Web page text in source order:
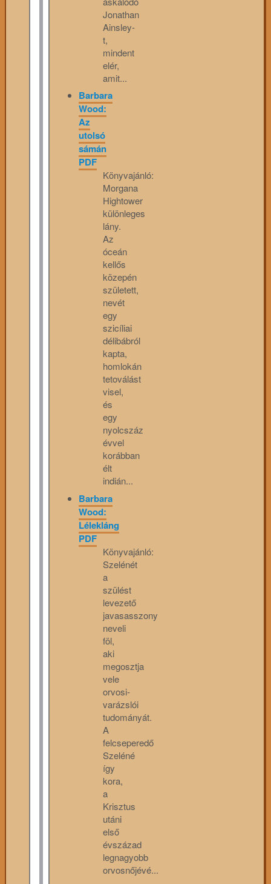
Jonathan
Ainsley-
t,
mindent
elér,
amit...
Barbara
Wood:
Az
utolsó
sámán
PDF
Könyvajánló:
Morgana
Hightower
különleges
lány.
Az
óceán
kellős
közepén
született,
nevét
egy
szicíliai
délibábról
kapta,
homlokán
tetoválást
visel,
és
egy
nyolcszáz
évvel
korábban
élt
indián...
Barbara
Wood:
Lélekláng
PDF
Könyvajánló:
Szelénét
a
szülést
levezető
javasasszony
neveli
föl,
aki
megosztja
vele
orvosi-
varázslói
tudományát.
A
felcseperedő
Szeléné
így
kora,
a
Krisztus
utáni
első
évszázad
legnagyobb
orvosnőjévé...